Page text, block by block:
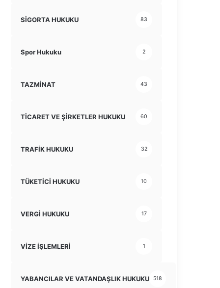
SİGORTA HUKUKU 83
Spor Hukuku 2
TAZMİNAT 43
TİCARET VE ŞİRKETLER HUKUKU 60
TRAFİK HUKUKU 32
TÜKETİCİ HUKUKU 10
VERGİ HUKUKU 17
VİZE İŞLEMLERİ 1
YABANCILAR VE VATANDAŞLIK HUKUKU 518